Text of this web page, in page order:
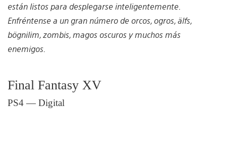
están listos para desplegarse inteligentemente.
Enfréntense a un gran número de orcos, ogros, älfs,
bögnilim, zombis, magos oscuros y muchos más
enemigos.
Final Fantasy XV
PS4 — Digital